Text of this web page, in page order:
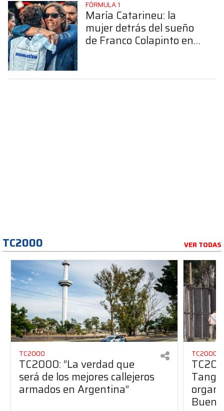
FÓRMULA 1
María Catarineu: la
mujer detrás del sueño
de Franco Colapinto en
TC2000 VER TODAS
TC2000
TC2000: “La verdad que
será de los mejores callejeros
armados en Argentina”
TC2000